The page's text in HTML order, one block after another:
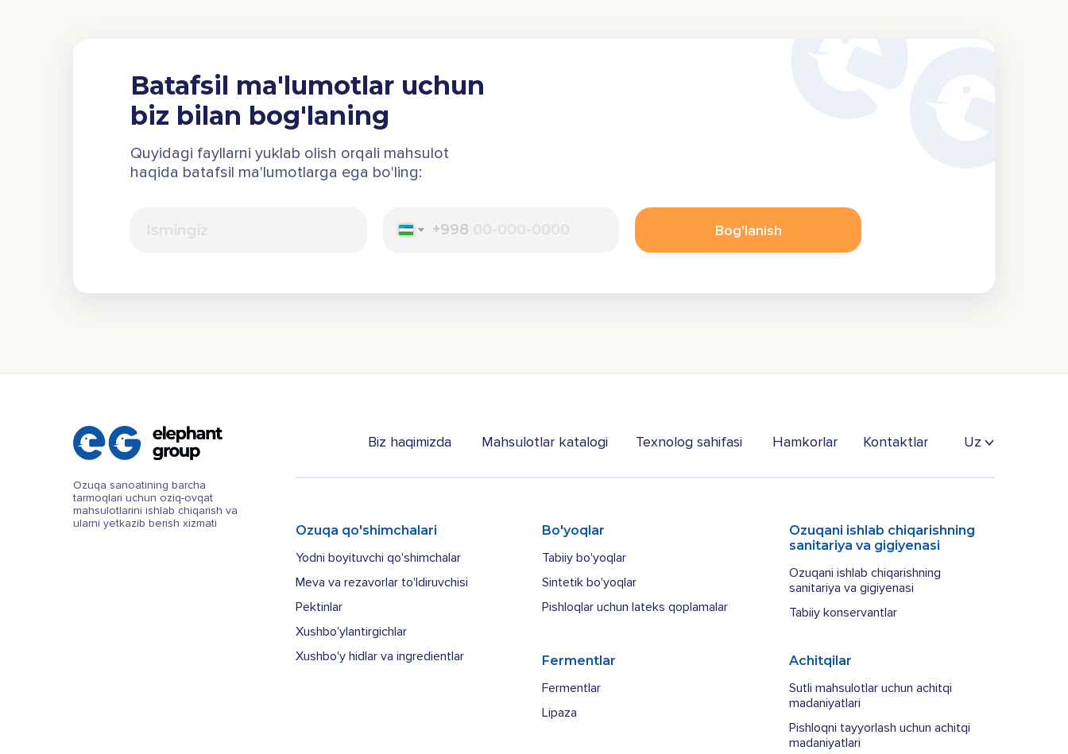
Batafsil ma'lumotlar uchun
biz bilan bog'laning
Quyidagi fayllarni yuklab olish orqali mahsulot
haqida batafsil ma'lumotlarga ega bo'ling:
+998 Bog'lanish
Biz haqimizda Mahsulotlar katalogi Texnolog sahifasi Hamkorlar Kontaktlar
Yodni boyituvchi qo'shimchalar
Meva va rezavorlar to'ldiruvchisi
Pektinlar
Xushbo'ylantirgichlar
Xushbo'y hidlar va ingredientlar
Tabiiy bo'yoqlar
Sintetik bo'yoqlar
Pishloqlar uchun lateks qoplamalar
Fermentlar
Lipaza
Ozuqani ishlab chiqarishning
sanitariya va gigiyenasi
Tabiiy konservantlar
Sutli mahsulotlar uchun achitqi
madaniyatlari
Pishloqni tayyorlash uchun achitqi
madaniyatlari
Ozuqa sanoatining barcha
tarmoqlari uchun oziq-ovqat
mahsulotlarini ishlab chiqarish va
ularni yetkazib berish xizmati
Ozuqa qo'shimchalari Bo'yoqlar
Fermentlar
Ozuqani ishlab chiqarishning
sanitariya va gigiyenasi
Achitqilar
Uz